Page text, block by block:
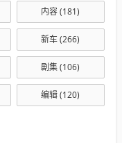
内容(181)
新车(266)
剧集(106)
编辑(120)